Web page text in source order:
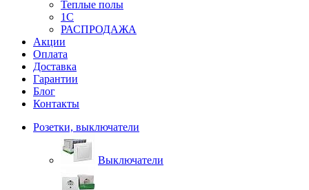
Теплые полы
1С
РАСПРОДАЖА
Акции
Оплата
Доставка
Гарантии
Блог
Контакты
Розетки, выключатели
Выключатели